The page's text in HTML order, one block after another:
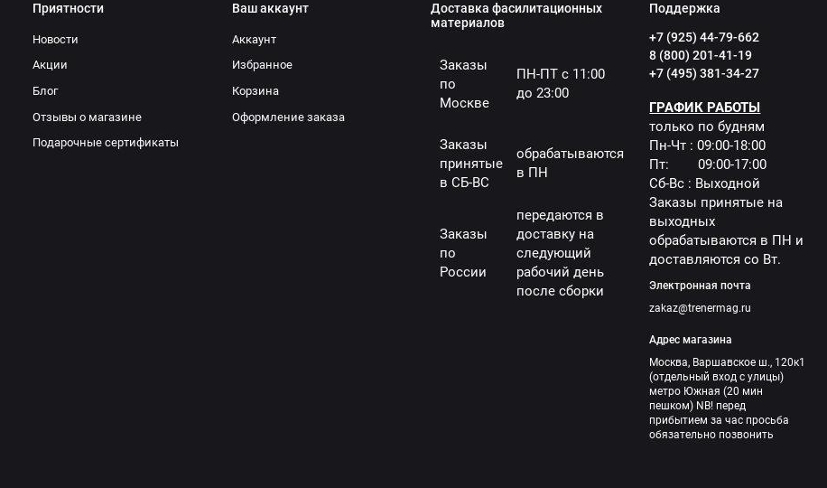
Приятности
Новости
Акции
Блог
Отзывы о магазине
Подарочные сертификаты
Ваш аккаунт
Аккаунт
Избранное
Корзина
Оформление заказа
Доставка фасилитационных
материалов
Заказы
по
Москве
ПН-ПТ с 11:00
до 23:00
Заказы
принятые
в СБ-ВС
обрабатываются
в ПН
Заказы
по
России
передаются в
доставку на
следующий
рабочий день
после сборки
Поддержка
+7 (925) 44-79-662
8 (800) 201-41-19
+7 (495) 381-34-27
ГРАФИК РАБОТЫ
только по будням
Пн-Чт : 09:00-18:00
Пт: 09:00-17:00
Сб-Вс : Выходной
Заказы принятые на
выходных
обрабатываются в ПН и
доставляются со Вт.
Электронная почта
zakaz@trenermag.ru
Адрес магазина
Москва, Варшавское ш., 120к1
(отдельный вход с улицы)
метро Южная (20 мин
пешком) NB! перед
прибытием за час просьба
обязательно позвонить